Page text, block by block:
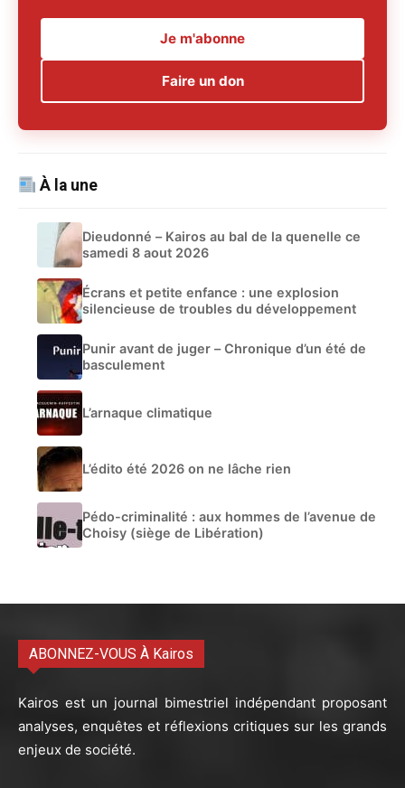
Je m'abonne
Faire un don
À la une
Dieudonné – Kairos au bal de la quenelle ce
samedi 8 aout 2026
Écrans et petite enfance : une explosion
silencieuse de troubles du développement
Punir avant de juger – Chronique d’un été de
basculement
L’arnaque climatique
L’édito été 2026 on ne lâche rien
Pédo-criminalité : aux hommes de l’avenue de
Choisy (siège de Libération)
ABONNEZ-VOUS À Kairos
Kairos est un journal bimestriel indépendant proposant
analyses, enquêtes et réflexions critiques sur les grands
enjeux de société.